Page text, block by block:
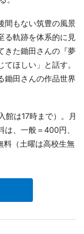
間もない筑豊の風景
る軌跡を体系的に見
きた鋤田さんの『夢
ほしい」と話す。
鋤田さんの作品世界
は17時まで）。月
、一般＝400円、
料（土曜は高校生無